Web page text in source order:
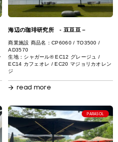
海辺の珈琲研究所 - 豆豆豆 –
商業施設 商品名：CP6060 / TO3500 /
AD3570
生地：シャガール® EC12 グレージュ /
EC14 カフェオレ / EC20 マジョリカオレン
ジ
read more
PARASOL